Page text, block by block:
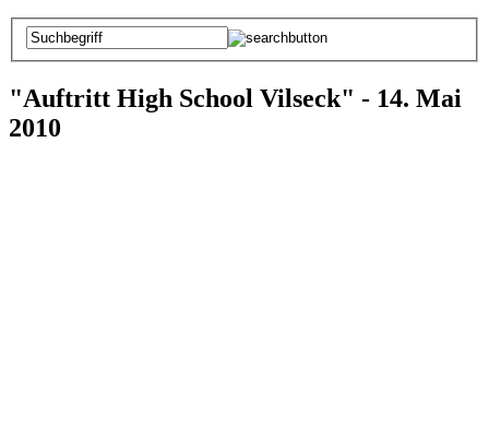
"Auftritt High School Vilseck" - 14. Mai
2010